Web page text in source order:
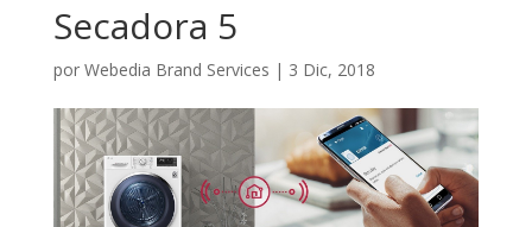
Secadora 5
por Webedia Brand Services | 3 Dic, 2018